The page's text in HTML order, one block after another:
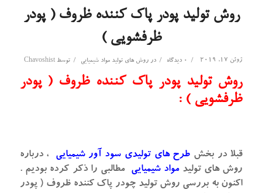
روش تولید پودر پاک کننده ظروف ( پودر
ظرفشویی )
ژوئن 17, 2019 / 0 دیدگاه / درروش های تولید مواد شیمیایی / توسطChavoshist
روش تولید پودر پاک کننده ظروف ( پودر
ظرفشویی ) :
قبلا در بخش طرح های تولیدی سود آور شیمیایی ، درباره
روش های تولیدمواد شیمیایی مطالبی را ذکر کرده بودیم .
اکنون به بررسی روش تولید چودر پاک کننده ظروف ( پودر